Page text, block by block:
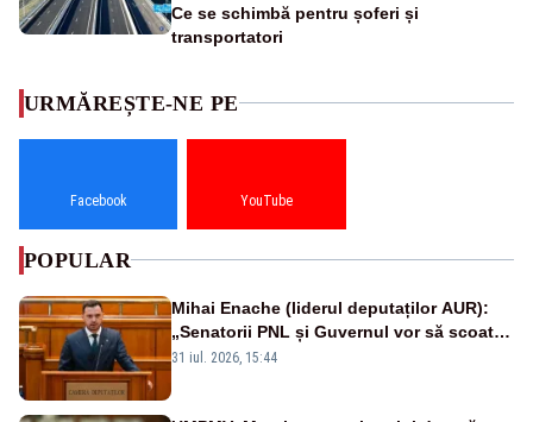
Ce se schimbă pentru șoferi și
transportatori
URMĂREȘTE-NE PE
Facebook YouTube
POPULAR
Mihai Enache (liderul deputaților AUR):
„Senatorii PNL și Guvernul vor să scoată
la vânzare bunuri publice pentru a stinge
31 iul. 2026, 15:44